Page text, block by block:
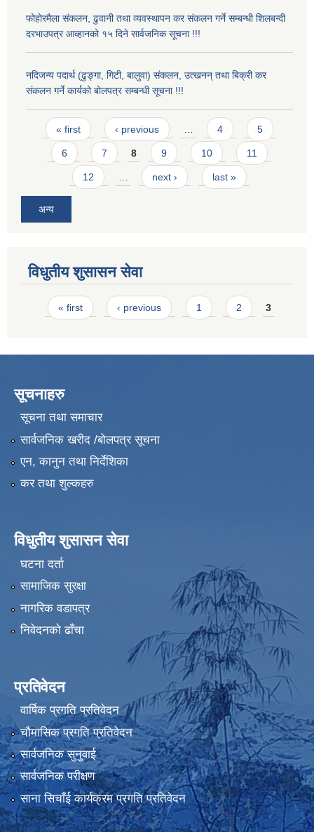
फोहोरमैला संकलन, ढुवानी तथा व्यवस्थापन कर संकलन गर्ने सम्बन्धी शिलबन्दी
दरभाउपत्र आव्हानको १५ दिने सार्वजनिक सूचना !!!
नदिजन्य पदार्थ (ढुङ्गा, गिटी, बालुवा) संकलन, उत्खनन् तथा बिक्री कर
संकलन गर्ने कार्यको बोलपत्र सम्बन्धी सूचना !!!
Pages
« first ‹ previous 4 5
6 7 8 9 10 11
12 next › last »
अन्य
विधुतीय शुसासन सेवा
Pages
« first ‹ previous 1 2 3
सूचनाहरु
सूचना तथा समाचार
सार्वजनिक खरीद /बोलपत्र सूचना
एन, कानुन तथा निर्देशिका
कर तथा शुल्कहरु
विधुतीय शुसासन सेवा
घटना दर्ता
सामाजिक सुरक्षा
नागरिक वडापत्र
निवेदनको ढाँचा
प्रतिवेदन
वार्षिक प्रगति प्रतिवेदन
चौमासिक प्रगति प्रतिवेदन
सार्वजनिक सुनुवाई
सार्वजनिक परीक्षण
साना सिचाँई कार्यक्रम प्रगति प्रतिवेदन